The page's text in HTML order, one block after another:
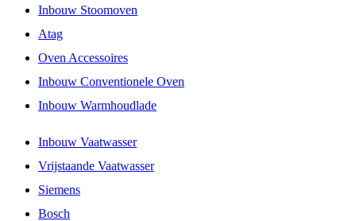
Inbouw Stoomoven
Atag
Oven Accessoires
Inbouw Conventionele Oven
Inbouw Warmhoudlade
Inbouw Vaatwasser
Vrijstaande Vaatwasser
Siemens
Bosch